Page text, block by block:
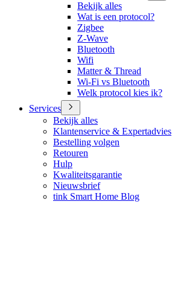
Bekijk alles
Wat is een protocol?
Zigbee
Z-Wave
Bluetooth
Wifi
Matter & Thread
Wi-Fi vs Bluetooth
Welk protocol kies ik?
Services
Bekijk alles
Klantenservice & Expertadvies
Bestelling volgen
Retouren
Hulp
Kwaliteitsgarantie
Nieuwsbrief
tink Smart Home Blog